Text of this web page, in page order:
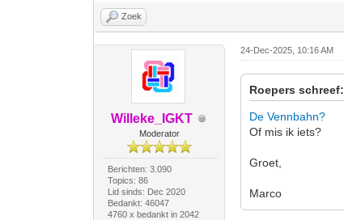
Zoek
Willeke_IGKT
Moderator
Berichten: 3.090
Topics: 86
Lid sinds: Dec 2020
Bedankt: 46047
4760 x bedankt in 2042
24-Dec-2025, 10:16 AM
Roepers schreef:
De Vennbahn?
Of mis ik iets?
Groet,
Marco